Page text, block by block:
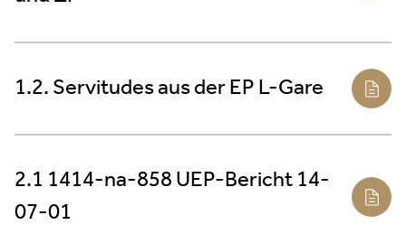
1.2. Servitudes aus der EP L-Gare
2.1 1414-na-858 UEP-Bericht 14-
07-01